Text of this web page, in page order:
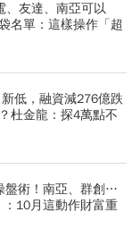
、友達、南亞可以
名單：這樣操作「超
低，融資減276億跌
杜金龍：探4萬點不
盤術！南亞、群創…
10月這動作財富重